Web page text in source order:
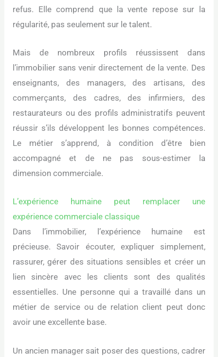
refus. Elle comprend que la vente repose sur la
régularité, pas seulement sur le talent.
Mais de nombreux profils réussissent dans
l’immobilier sans venir directement de la vente. Des
enseignants, des managers, des artisans, des
commerçants, des cadres, des infirmiers, des
restaurateurs ou des profils administratifs peuvent
réussir s’ils développent les bonnes compétences.
Le métier s’apprend, à condition d’être bien
accompagné et de ne pas sous-estimer la
dimension commerciale.
L’expérience humaine peut remplacer une
expérience commerciale classique
Dans l’immobilier, l’expérience humaine est
précieuse. Savoir écouter, expliquer simplement,
rassurer, gérer des situations sensibles et créer un
lien sincère avec les clients sont des qualités
essentielles. Une personne qui a travaillé dans un
métier de service ou de relation client peut donc
avoir une excellente base.
Un ancien manager sait poser des questions, cadrer